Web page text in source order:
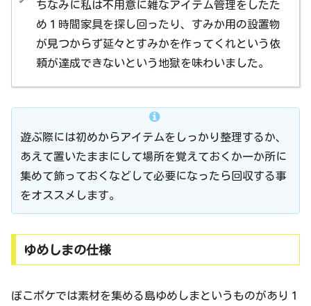
ちなみに私は不用意に雑なアイテム管理をしたた
め１時間家具を探し回ったり、すみか用の設置物
が見つからず延々とすみかを作ってくれという依
頼が達成できないという地獄を味わいました。
遊ぶ際には初めからアイテムをしっかり整理するか、
あえて置いたままにして場所を覚えておくか一か所に
集めて飾っておくなどして必要になったら回収する事
をオススメします。
ゆめしまの仕様
ぽこポケでは素材を集める島ゆめしまというものがあり１